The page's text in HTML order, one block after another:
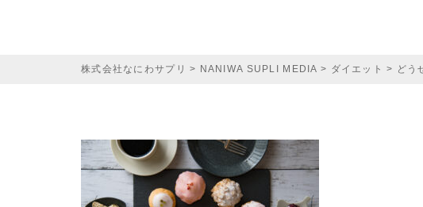
株式会社なにわサプリ > NANIWA SUPLI MEDIA > ダイエット > どう